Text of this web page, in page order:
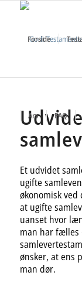
Forside
Arv FAQ
Et udvidet
ugifte
økonomisk
at ugifte
uanset hvor
man har fælles
ønsker, at ens
man dør.